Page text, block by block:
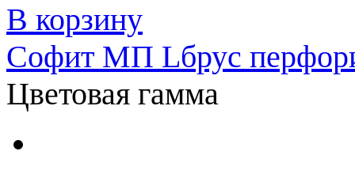
В корзину
Софит МП Lбрус
Цветовая гамма